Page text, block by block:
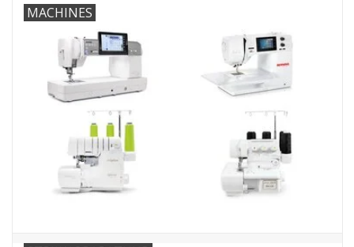
Stoffen
Breien en haken
Handwerk
Sale / Coupons
MACHINES